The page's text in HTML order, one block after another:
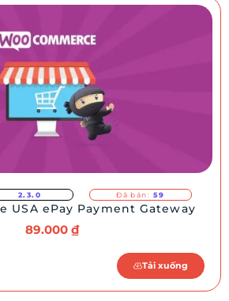
2.3.0 Đã bán: 59
USA ePay Payment Gateway
89.000 ₫
Tải xuống